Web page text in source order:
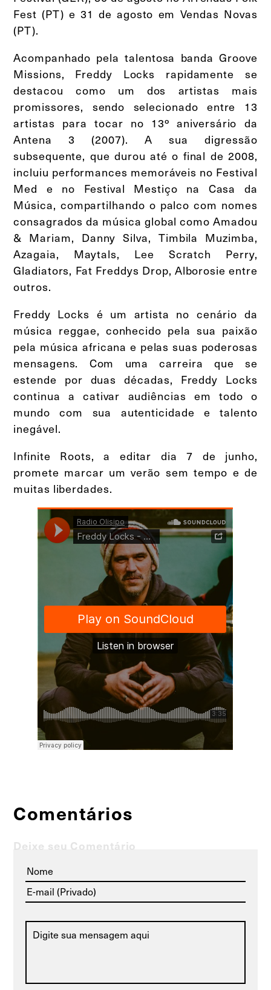
Fest (PT) e 31 de agosto em Vendas Novas
(PT).
Acompanhado pela talentosa banda Groove
Missions, Freddy Locks rapidamente se
destacou como um dos artistas mais
promissores, sendo selecionado entre 13
artistas para tocar no 13º aniversário da
Antena 3 (2007). A sua digressão
subsequente, que durou até o final de 2008,
incluiu performances memoráveis no Festival
Med e no Festival Mestiço na Casa da
Música, compartilhando o palco com nomes
consagrados da música global como Amadou
& Mariam, Danny Silva, Timbila Muzimba,
Azagaia, Maytals, Lee Scratch Perry,
Gladiators, Fat Freddys Drop, Alborosie entre
outros.
Freddy Locks é um artista no cenário da
música reggae, conhecido pela sua paixão
pela música africana e pelas suas poderosas
mensagens. Com uma carreira que se
estende por duas décadas, Freddy Locks
continua a cativar audiências em todo o
mundo com sua autenticidade e talento
inegável.
Infinite Roots, a editar dia 7 de junho,
promete marcar um verão sem tempo e de
muitas liberdades.
Comentários
Deixe seu Comentário